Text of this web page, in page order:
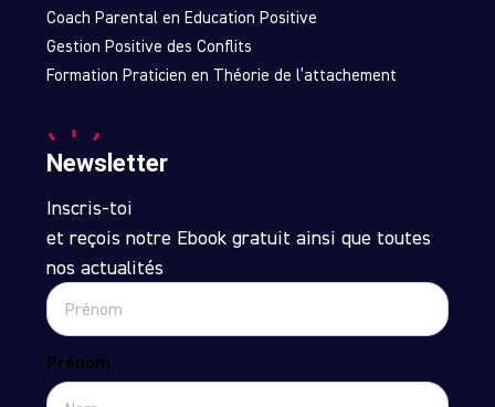
Coach Parental en Education Positive
Gestion Positive des Conflits
Formation Praticien en Théorie de l’attachement
Newsletter
Inscris-toi
et reçois notre Ebook gratuit ainsi que toutes
nos actualités
Prénom